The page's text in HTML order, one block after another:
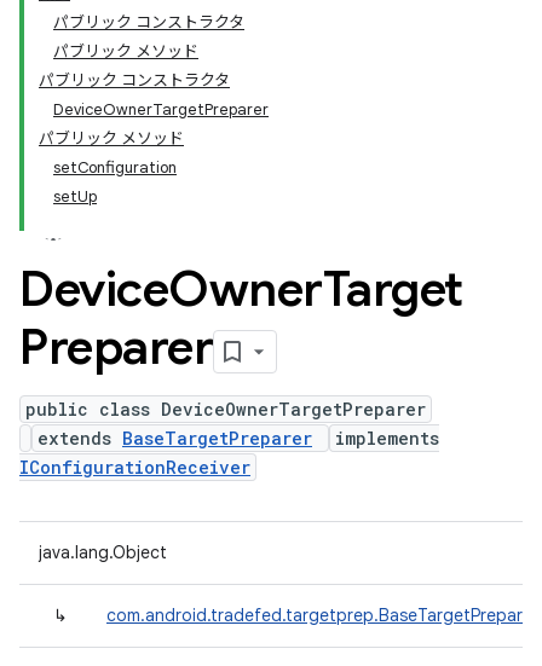
パブリック コンストラクタ
パブリック メソッド
パブリック コンストラクタ
DeviceOwnerTargetPreparer
パブリック メソッド
setConfiguration
setUp
DeviceOwnerTarget
Preparer
public class DeviceOwnerTargetPreparer
extends BaseTargetPreparer
implements
IConfigurationReceiver
java.lang.Object
↳ com.android.tradefed.targetprep.BaseTargetPreparer